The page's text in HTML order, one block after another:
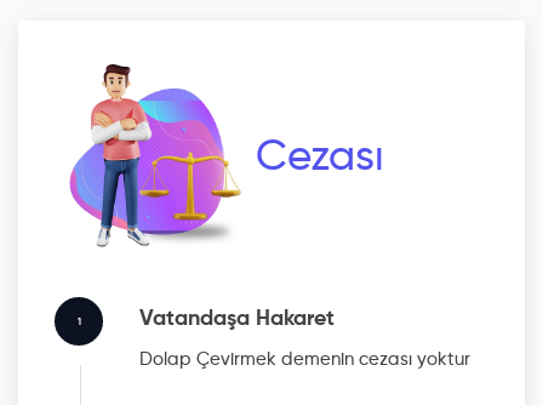
Cezası
1 Vatandaşa Hakaret
Dolap Çevirmek demenin cezası yoktur